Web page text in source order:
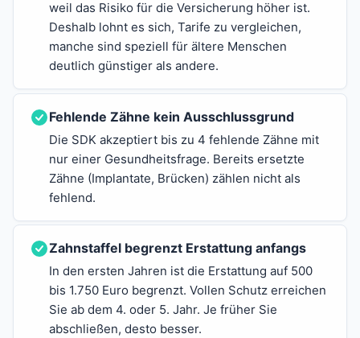
weil das Risiko für die Versicherung höher ist.
Deshalb lohnt es sich, Tarife zu vergleichen,
manche sind speziell für ältere Menschen
deutlich günstiger als andere.
Fehlende Zähne kein Ausschlussgrund
Die SDK akzeptiert bis zu 4 fehlende Zähne mit
nur einer Gesundheitsfrage. Bereits ersetzte
Zähne (Implantate, Brücken) zählen nicht als
fehlend.
Zahnstaffel begrenzt Erstattung anfangs
In den ersten Jahren ist die Erstattung auf 500
bis 1.750 Euro begrenzt. Vollen Schutz erreichen
Sie ab dem 4. oder 5. Jahr. Je früher Sie
abschließen, desto besser.